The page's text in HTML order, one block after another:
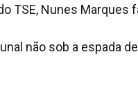
TSE, Nunes Marques
não sob a espada